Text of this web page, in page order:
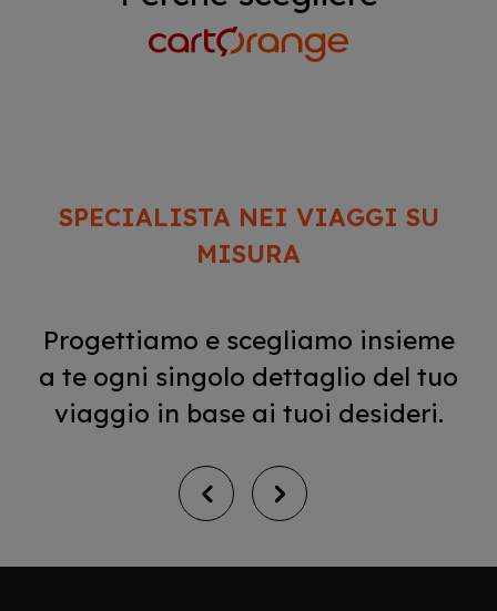
SPECIALISTA NEI VIAGGI SU
MISURA
Progettiamo e scegliamo insieme
a te ogni singolo dettaglio del tuo
viaggio in base ai tuoi desideri.